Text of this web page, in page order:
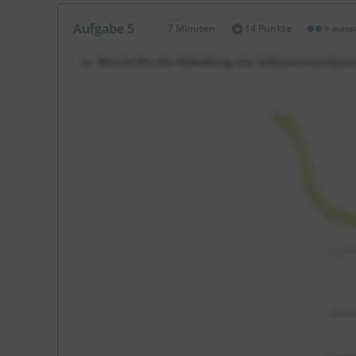
Aufgabe 5 Dauer:
7 Minuten 14 Punkte mittel